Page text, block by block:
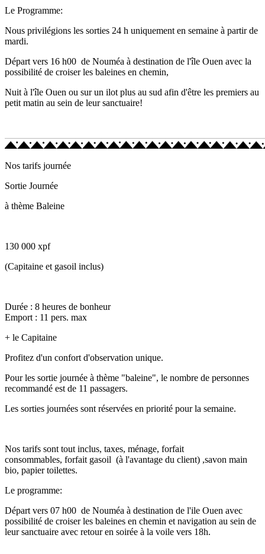
Le Programme:
Nous privilégions les sorties 24 h uniquement en semaine à partir de
mardi.
Départ vers 16 h00 de Nouméa à destination de l'île Ouen avec la
possibilité de croiser les baleines en chemin,
Nuit à l'île Ouen ou sur un ilot plus au sud afin d'être les premiers au
petit matin au sein de leur sanctuaire!
Nos tarifs journée
Sortie Journée
à thème Baleine
130 000 xpf
(Capitaine et gasoil inclus)
Durée : 8 heures de bonheur
Emport : 11 pers. max
+ le Capitaine
Profitez d'un confort d'observation unique.
Pour les sortie journée à thème "baleine", le nombre de personnes
recommandé est de 11 passagers.
Les sorties journées sont réservées en priorité pour la semaine.
Nos tarifs sont tout inclus, taxes, ménage, forfait
consommables, forfait gasoil (à l'avantage du client) ,savon main
bio, papier toilettes.
Le programme:
Départ vers 07 h00 de Nouméa à destination de l'ile Ouen avec
possibilité de croiser les baleines en chemin et navigation au sein de
leur sanctuaire avec retour en soirée à la voile vers 18h.